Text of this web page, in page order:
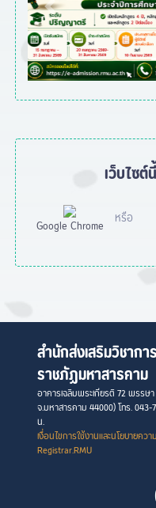
Previous
เว็บไซ
Google Chrome หรือ
สำนักส่งเสริมวิชาก
ราชภัฏมหาสารคาม
อาคารเฉลิมพระเกียรติ 72 พรร
จ.มหาสารคาม 44000) โทร.
น.
เงื่อนไขการใช้งานและนโยบายคว
Registrar.RMU